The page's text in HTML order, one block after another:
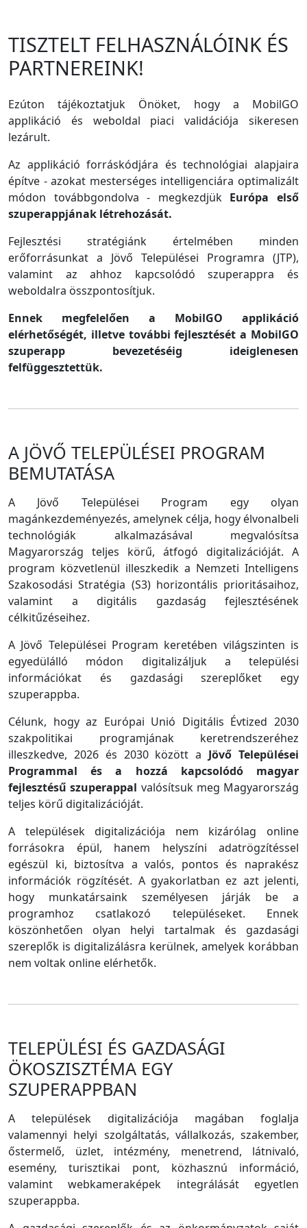
TISZTELT FELHASZNÁLÓINK ÉS
PARTNEREINK!
Ezúton tájékoztatjuk Önöket, hogy a MobilGO
applikáció és weboldal piaci validációja sikeresen
lezárult.
Az applikáció forráskódjára és technológiai alapjaira
építve - azokat mesterséges intelligenciára optimalizált
módon továbbgondolva - megkezdjük Európa első
szuperappjának létrehozását.
Fejlesztési stratégiánk értelmében minden
erőforrásunkat a Jövő Települései Programra (JTP),
valamint az ahhoz kapcsolódó szuperappra és
weboldalra összpontosítjuk.
Ennek megfelelően a MobilGO applikáció
elérhetőségét, illetve további fejlesztését a MobilGO
szuperapp bevezetéséig ideiglenesen
felfüggesztettük.
A JÖVŐ TELEPÜLÉSEI PROGRAM
BEMUTATÁSA
A Jövő Települései Program egy olyan
magánkezdeményezés, amelynek célja, hogy élvonalbeli
technológiák alkalmazásával megvalósítsa
Magyarország teljes körű, átfogó digitalizációját. A
program közvetlenül illeszkedik a Nemzeti Intelligens
Szakosodási Stratégia (S3) horizontális prioritásaihoz,
valamint a digitális gazdaság fejlesztésének
célkitűzéseihez.
A Jövő Települései Program keretében világszinten is
egyedülálló módon digitalizáljuk a települési
információkat és gazdasági szereplőket egy
szuperappba.
Célunk, hogy az Európai Unió Digitális Évtized 2030
szakpolitikai programjának keretrendszeréhez
illeszkedve, 2026 és 2030 között a Jövő Települései
Programmal és a hozzá kapcsolódó magyar
fejlesztésű szuperappal valósítsuk meg Magyarország
teljes körű digitalizációját.
A települések digitalizációja nem kizárólag online
forrásokra épül, hanem helyszíni adatrögzítéssel
egészül ki, biztosítva a valós, pontos és naprakész
információk rögzítését. A gyakorlatban ez azt jelenti,
hogy munkatársaink személyesen járják be a
programhoz csatlakozó településeket. Ennek
köszönhetően olyan helyi tartalmak és gazdasági
szereplők is digitalizálásra kerülnek, amelyek korábban
nem voltak online elérhetők.
TELEPÜLÉSI ÉS GAZDASÁGI
ÖKOSZISZTÉMA EGY
SZUPERAPPBAN
A települések digitalizációja magában foglalja
valamennyi helyi szolgáltatás, vállalkozás, szakember,
őstermelő, üzlet, intézmény, menetrend, látnivaló,
esemény, turisztikai pont, közhasznú információ,
valamint webkameraképek integrálását egyetlen
szuperappba.